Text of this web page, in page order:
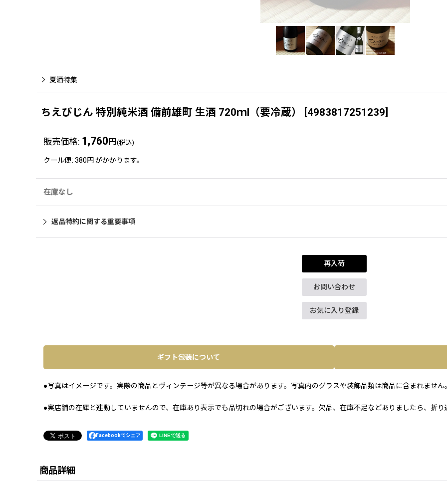
夏酒特集
ちえびじん 特別純米酒 備前雄町 生酒 720ｍl（要冷蔵） [4983817251239]
販売価格: 1,760 円 (税込)
クール便: 380円 がかかります。
在庫なし
返品特約に関する重要事項
再入荷
お問い合わせ
お気に入り登録
ギフト包装について
●写真はイメージです。実際の商品とヴィンテージ等が異なる場合があります。写真内のグラスや装飾品類は商品に含まれません。
●実店舗の在庫と連動していませんので、在庫あり表示でも品切れの場合がございます。欠品、在庫不足などありましたら、折り
Facebookでシェア
商品詳細